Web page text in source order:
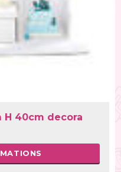
H 40cm decora